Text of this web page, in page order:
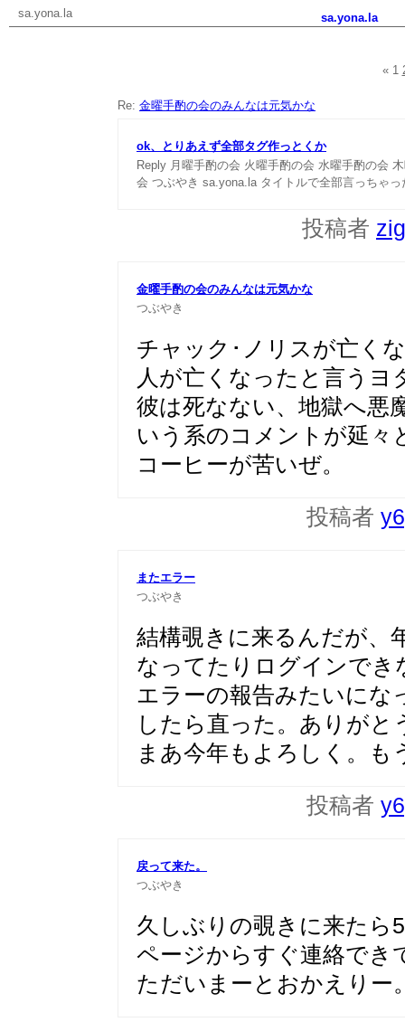
sa.yona.la sa.yona.la
« 1
Re: 金曜手酌の会のみんなは元気かな
ok、とりあえず全部タグ作っとくか
Reply 月曜手酌の会 火曜手酌の会 水曜手酌の会
会 つぶやき sa.yona.la タイトルで全部言っちゃっ
投稿者
金曜手酌の会のみんなは元気かな
つぶやき
チャック･ノリスが亡く
人が亡くなったと言う
彼は死なない、地獄へ悪
いう系のコメントが延々
コーヒーが苦いぜ。
投稿者
またエラー
つぶやき
結構覗きに来るんだが、
なってたりログインでき
エラーの報告みたいにな
したら直った。ありがと
まあ今年もよろしく。も
投稿者
戻って来た。
つぶやき
久しぶりの覗きに来たら
ページからすぐ連絡でき
ただいまーとおかえりー